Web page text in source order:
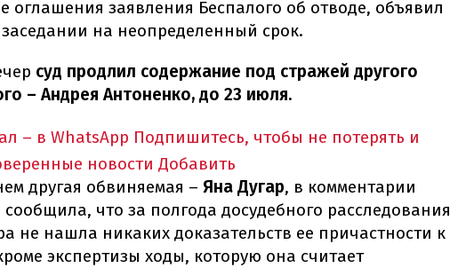
оглашения заявления Беспалого об отводе, объявил
на неопределенный срок.
суд продлил содержание под стражей другого
– Андрея Антоненко, до 23 июля.
– в WhatsApp Подпишитесь, чтобы не потерять и
новости Добавить
другая обвиняемая – Яна Дугар, в комментарии
сообщила, что за полгода досудебного расследования
не нашла никаких доказательств ее причастности к
экспертизы ходы, которую она считает